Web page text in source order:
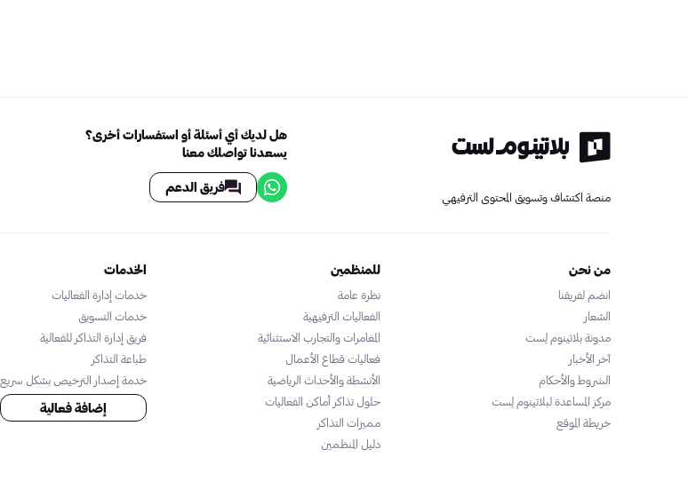
منصة اكتشاف وتسويق المحتوى الترفيهي
هل لديك أي أسئلة أو استفسارات أخرى؟
يسعدنا تواصلك معنا
فريق الدعم
من نحن
انضم لفريقنا
الشعار
مدونة بلاتينوم لِست
آخر الأخبار
الشروط والأحكام
مركز المساعدة لبلاتينوم لِست
خريطة الموقع
للمنظمين
نظرة عامة
الفعاليات الترفيهية
المغامرات والتجارب الاستثنائية
فعاليات قطاع الأعمال
الأنشطة والأحداث الرياضية
حلول تذاكر أماكن الفعاليات
مميزات التذاكر
دليل المنظمين
الخدمات
خدمات إدارة الفعاليات
خدمات التسويق
فريق إدارة التذاكر للفعالية
طباعة التذاكر
خدمة إصدار الترخيص بشكل سريع
إضافة فعالية